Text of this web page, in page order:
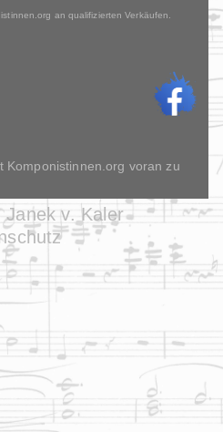
an qualifizierten Verkäufen.
Komponistinnen.org voran zu
Janek v. Kaler